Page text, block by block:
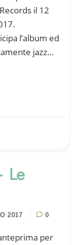
il 12
l’album ed
jazz…
Le
2017
0
per